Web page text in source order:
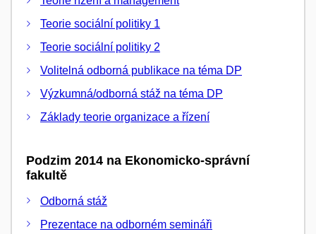
Teorie sociální politiky 1
Teorie sociální politiky 2
Volitelná odborná publikace na téma DP
Výzkumná/odborná stáž na téma DP
Základy teorie organizace a řízení
Podzim 2014 na Ekonomicko-správní
fakultě
Odborná stáž
Prezentace na odborném semináři